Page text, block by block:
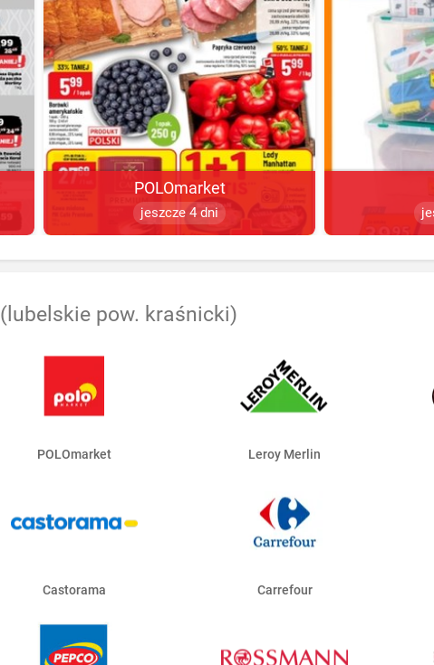
POLOmarket
jeszcze 4 dni
(lubelskie pow. kraśnicki)
POLOmarket Leroy Merlin
Castorama Carrefour